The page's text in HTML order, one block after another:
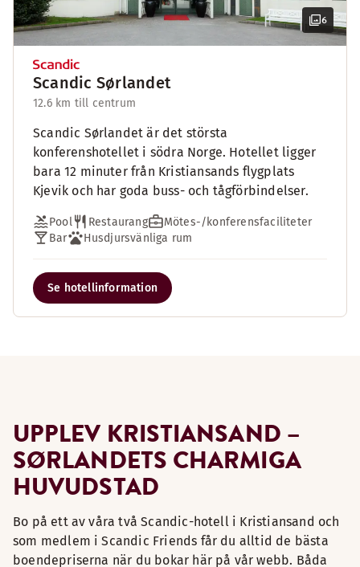
6
Scandic Sørlandet
12.6 km till centrum
Scandic Sørlandet är det största
konferenshotellet i södra Norge. Hotellet ligger
bara 12 minuter från Kristiansands flygplats
Kjevik och har goda buss- och tågförbindelser.
Pool Restaurang
Mötes-/konferensfaciliteter
Bar
Husdjursvänliga rum
Se hotellinformation
UPPLEV KRISTIANSAND –
SØRLANDETS CHARMIGA
HUVUDSTAD
Bo på ett av våra två Scandic-hotell i Kristiansand och
som medlem i Scandic Friends får du alltid de bästa
boendepriserna när du bokar här på vår webb. Båda